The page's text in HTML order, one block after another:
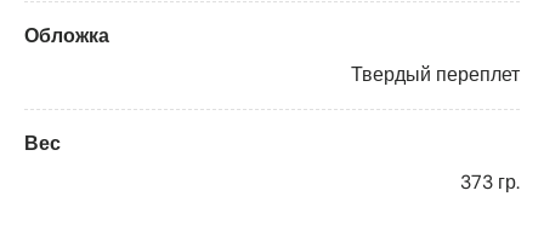
Обложка
Твердый переплет
Вес
373 гр.